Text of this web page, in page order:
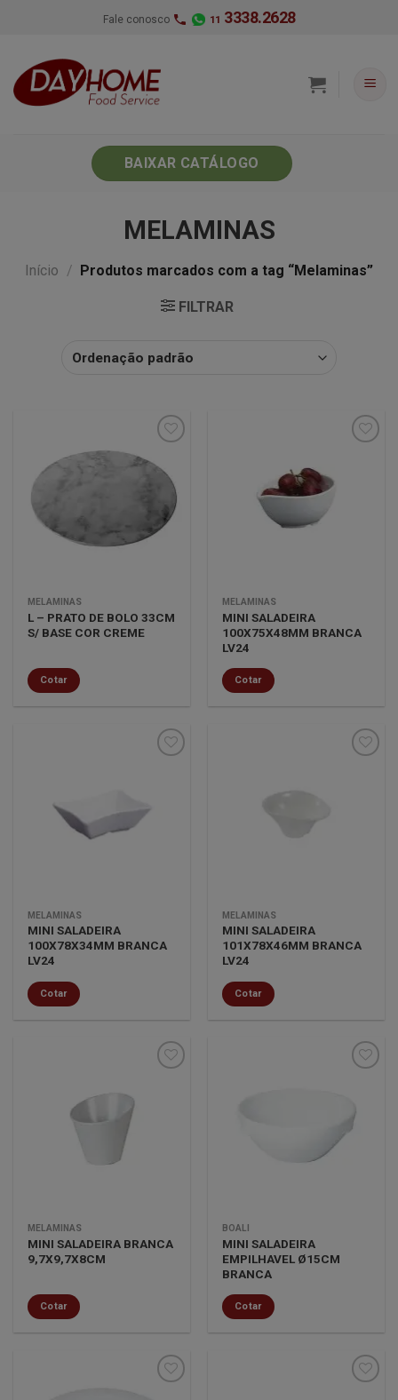
Fale conosco 11 3338.2628
BAIXAR CATÁLOGO
MELAMINAS
Início / Produtos marcados com a tag “Melaminas”
FILTRAR
lista de
desejos
MELAMINAS
L – PRATO DE BOLO 33CM
S/ BASE COR CREME
Cotar
Minha
desejos
MELAMINAS
MINI SALADEIRA
100X75X48MM BRANCA
LV24
Cotar
lista de
desejos
MELAMINAS
MINI SALADEIRA
100X78X34MM BRANCA
LV24
Cotar
MELAMINAS
MINI SALADEIRA
101X78X46MM BRANCA
LV24
Cotar
Minha
lista de
MELAMINAS
MINI SALADEIRA BRANCA
9,7X9,7X8CM
Cotar
Minha
lista de
desejos
BOALI
MINI SALADEIRA
EMPILHAVEL Ø15CM
BRANCA
Cotar